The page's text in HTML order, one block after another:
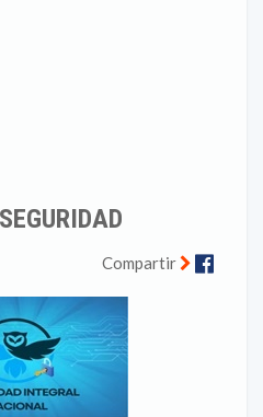
Compartir